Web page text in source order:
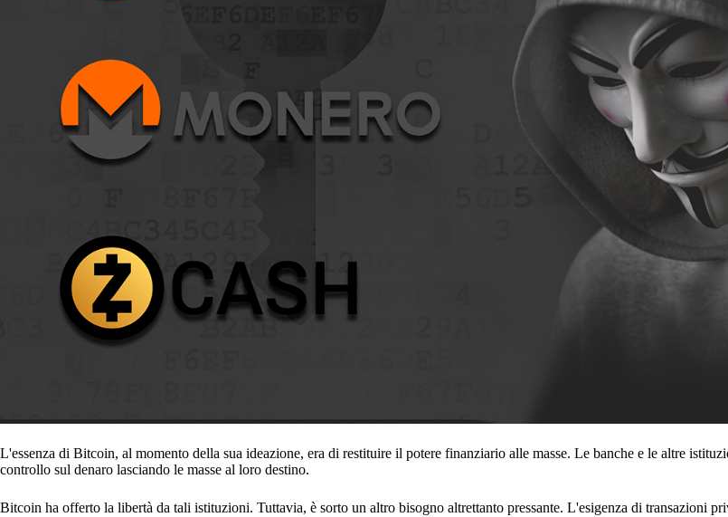
L'essenza di Bitcoin, al momento della sua ideazione, era di restituire il potere finanziario alle masse. Le banche e le altre
controllo sul denaro lasciando le masse al loro destino.
Bitcoin ha offerto la libertà da tali istituzioni. Tuttavia, è sorto un altro bisogno altrettanto pressante. L'esigenza di transazioni